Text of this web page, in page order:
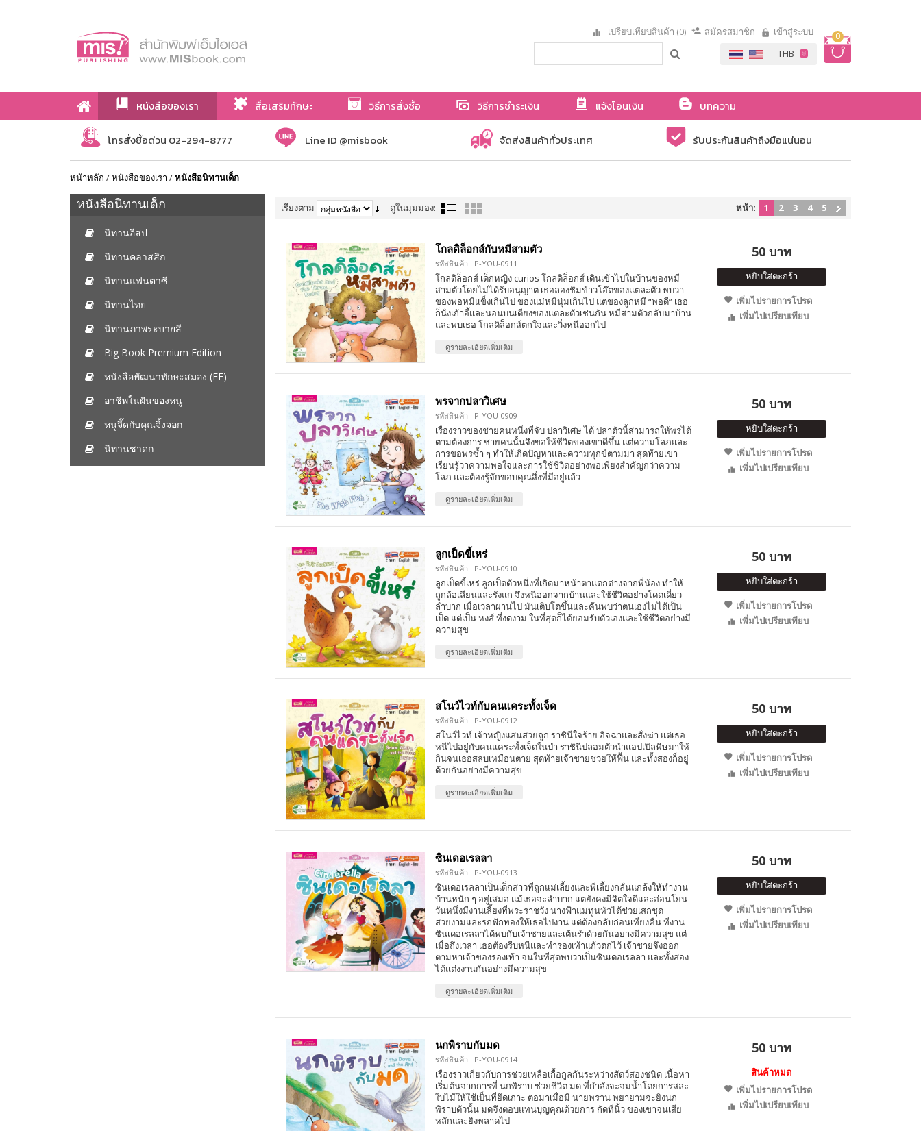
0
เปรียบเทียบสินค้า (0) สมัครสมาชิก เข้าสู่ระบบ
หนังสือของเรา สื่อเสริมทักษะ วิธีการสั่งซื้อ วิธีการชำระเงิน แจ้งโอนเงิน
บทความ
เกี่ยวกับเรา
โทรสั่งซื้อด่วน 02-294-8777 Line ID @misbook จัดส่งสินค้าทั่วประเทศ รับประกันสินค้าถึงมือแน่นอน
หน้าหลัก /หนังสือของเรา /หนังสือนิทานเด็ก
หนังสือนิทานเด็ก
นิทานอีสป
นิทานคลาสสิก
นิทานแฟนตาซี
นิทานไทย
นิทานภาพระบายสี
Big Book Premium Edition
หนังสือพัฒนาทักษะสมอง (EF)
อาชีพในฝันของหนู
หนูจี๊ดกับคุณจิ้งจอก
นิทานชาดก
เรียงตาม ดูในมุมมอง: หน้า: 1 2 3 4 5
โกลดิล็อกส์กับหมีสามตัว
รหัสสินค้า : P-YOU-0911
โกลดิล็อกส์ เด็กหญิง curios โกลดิล็อกส์ เดินเข้าไปในบ้านของหมี
สามตัวโดยไม่ได้รับอนุญาต เธอลองชิมข้าวโอ๊ตของแต่ละตัว พบว่า
ของพ่อหมีแข็งเกินไป ของแม่หมีนุ่มเกินไป แต่ของลูกหมี “พอดี” เธอ
ก็นั่งเก้าอี้และนอนบนเตียงของแต่ละตัวเช่นกัน หมีสามตัวกลับมาบ้าน
และพบเธอ โกลดิล็อกส์ตกใจและวิ่งหนีออกไป
ดูรายละเอียดเพิ่มเติม
50 บาท
หยิบใส่ตะกร้า
เพิ่มไปรายการโปรด
เพิ่มไปเปรียบเทียบ
พรจากปลาวิเศษ
รหัสสินค้า : P-YOU-0909
เรื่องราวของชายคนหนึ่งที่จับ ปลาวิเศษ ได้ ปลาตัวนี้สามารถให้พรได้
ตามต้องการ ชายคนนั้นจึงขอให้ชีวิตของเขาดีขึ้น แต่ความโลภและ
การขอพรซ้ำ ๆ ทำให้เกิดปัญหาและความทุกข์ตามมา สุดท้ายเขา
เรียนรู้ว่าความพอใจและการใช้ชีวิตอย่างพอเพียงสำคัญกว่าความ
โลภ และต้องรู้จักขอบคุณสิ่งที่มีอยู่แล้ว
ดูรายละเอียดเพิ่มเติม
50 บาท
หยิบใส่ตะกร้า
เพิ่มไปรายการโปรด
เพิ่มไปเปรียบเทียบ
ลูกเป็ดขี้เหร่
รหัสสินค้า : P-YOU-0910
ลูกเป็ดขี้เหร่ ลูกเป็ดตัวหนึ่งที่เกิดมาหน้าตาแตกต่างจากพี่น้อง ทำให้
ถูกล้อเลียนและรังแก จึงหนีออกจากบ้านและใช้ชีวิตอย่างโดดเดี่ยว
ลำบาก เมื่อเวลาผ่านไป มันเติบโตขึ้นและค้นพบว่าตนเองไม่ได้เป็น
เป็ด แต่เป็น หงส์ ที่งดงาม ในที่สุดก็ได้ยอมรับตัวเองและใช้ชีวิตอย่างมี
ความสุข
ดูรายละเอียดเพิ่มเติม
50 บาท
หยิบใส่ตะกร้า
เพิ่มไปรายการโปรด
เพิ่มไปเปรียบเทียบ
สโนว์ไวท์กับคนแคระทั้งเจ็ด
รหัสสินค้า : P-YOU-0912
สโนว์ไวท์ เจ้าหญิงแสนสวยถูก ราชินีใจร้าย อิจฉาและสั่งฆ่า แต่เธอ
หนีไปอยู่กับคนแคระทั้งเจ็ดในป่า ราชินีปลอมตัวนำแอปเปิลพิษมาให้
กินจนเธอสลบเหมือนตาย สุดท้ายเจ้าชายช่วยให้ฟื้น และทั้งสองก็อยู่
ด้วยกันอย่างมีความสุข
ดูรายละเอียดเพิ่มเติม
50 บาท
หยิบใส่ตะกร้า
เพิ่มไปรายการโปรด
เพิ่มไปเปรียบเทียบ
ซินเดอเรลลา
รหัสสินค้า : P-YOU-0913
ซินเดอเรลลาเป็นเด็กสาวที่ถูกแม่เลี้ยงและพี่เลี้ยงกลั่นแกล้งให้ทำงาน
บ้านหนัก ๆ อยู่เสมอ แม้เธอจะลำบาก แต่ยังคงมีจิตใจดีและอ่อนโยน
วันหนึ่งมีงานเลี้ยงที่พระราชวัง นางฟ้าแม่ทูนหัวได้ช่วยเสกชุด
สวยงามและรถฟักทองให้เธอไปงาน แต่ต้องกลับก่อนเที่ยงคืน ที่งาน
ซินเดอเรลลาได้พบกับเจ้าชายและเต้นรำด้วยกันอย่างมีความสุข แต่
เมื่อถึงเวลา เธอต้องรีบหนีและทำรองเท้าแก้วตกไว้ เจ้าชายจึงออก
ตามหาเจ้าของรองเท้า จนในที่สุดพบว่าเป็นซินเดอเรลลา และทั้งสอง
ได้แต่งงานกันอย่างมีความสุข
ดูรายละเอียดเพิ่มเติม
50 บาท
หยิบใส่ตะกร้า
เพิ่มไปรายการโปรด
เพิ่มไปเปรียบเทียบ
นกพิราบกับมด
รหัสสินค้า : P-YOU-0914
เรื่องราวเกี่ยวกับการช่วยเหลือเกื้อกูลกันระหว่างสัตว์สองชนิด เนื้อหา
เริ่มต้นจากการที่ นกพิราบ ช่วยชีวิต มด ที่กำลังจะจมน้ำโดยการสละ
ใบไม้ให้ใช้เป็นที่ยึดเกาะ ต่อมาเมื่อมี นายพราน พยายามจะยิงนก
พิราบตัวนั้น มดจึงตอบแทนบุญคุณด้วยการ กัดที่นิ้ว ของเขาจนเสีย
หลักและยิงพลาดไป
50 บาท
สินค้าหมด
เพิ่มไปรายการโปรด
เพิ่มไปเปรียบเทียบ